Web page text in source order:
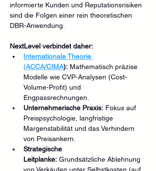
informierte Kunden und Reputationsrisiken
sind die Folgen einer rein theoretischen
DBR-Anwendung.
NextLevel verbindet daher:
Internationale Theorie
(ACCA/CIMA): Mathematisch präzise
Modelle wie CVP-Analysen (Cost-
Volume-Profit) und
Engpassrechnungen.
Unternehmerische Praxis: Fokus auf
Preispsychologie, langfristige
Margenstabilität und das Verhindern
von Preisankern.
Strategische
Leitplanke: Grundsätzliche Ablehnung
von Verkäufen unter Selbstkosten (auf